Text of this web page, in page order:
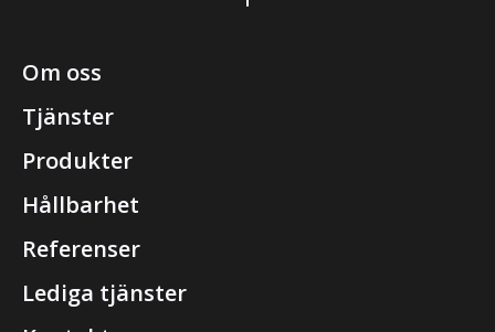
Om oss
Tjänster
Produkter
Hållbarhet
Referenser
Lediga tjänster